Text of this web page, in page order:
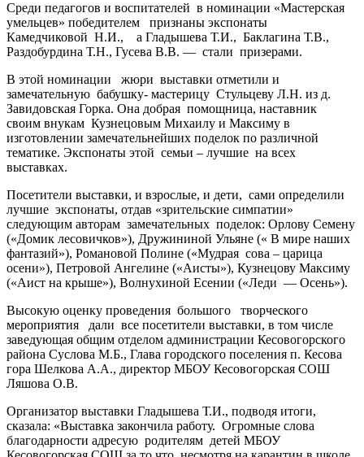
Среди педагогов и воспитателей в номинации «Мастерская
умельцев» победителем признаны экспонаты
Камедчиковой Н.И., а Гладышева Т.И., Баклагина Т.В.,
Раздобурдина Т.Н., Гусева В.В. — стали призерами.
В этой номинации жюри выставки отметили и
замечательную бабушку- мастерицу Стульцеву Л.Н. из д.
Завидовская Горка. Она добрая помощница, наставник
своим внукам Кузнецовым Михаилу и Максиму в
изготовлении замечательнейших поделок по различной
тематике. Экспонаты этой семьи – лучшие на всех
выставках.
Посетители выставки, и взрослые, и дети, сами определили
лучшие экспонаты, отдав «зрительские симпатии»
следующим авторам замечательных поделок: Орлову Семену
(«Домик лесовичков»), Дружининой Ульяне (« В мире наших
фантазий»), Романовой Полине («Мудрая сова – царица
осени»), Петровой Ангелине («Аисты»), Кузнецову Максиму
(«Аист на крыше»), Волнухиной Есении («Леди — Осень»).
Высокую оценку проведения большого творческого
мероприятия дали все посетители выставки, в том числе
заведующая общим отделом администрации Кесовогорского
района Суслова М.Б., Глава городского поселения п. Кесова
гора Шелкова А.А., директор МБОУ Кесовогорская СОШ
Ляшова О.В.
Организатор выставки Гладышева Т.И., подводя итоги,
сказала: «Выставка закончила работу. Огромные слова
благодарности адресую родителям детей МБОУ